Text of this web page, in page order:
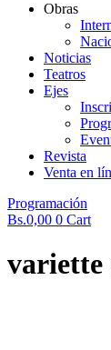
Obras
Noticias
Teatros
Ejes
Revista
Venta en
Programación
Bs.0,00 0 Cart
variette